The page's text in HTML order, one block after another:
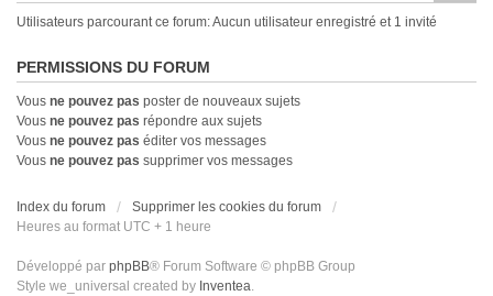
Utilisateurs parcourant ce forum: Aucun utilisateur enregistré et 1 invité
PERMISSIONS DU FORUM
Vous ne pouvez pas poster de nouveaux sujets
Vous ne pouvez pas répondre aux sujets
Vous ne pouvez pas éditer vos messages
Vous ne pouvez pas supprimer vos messages
Index du forum
Supprimer les cookies du forum
Heures au format UTC + 1 heure
Développé par phpBB® Forum Software © phpBB Group
Style we_universal created by Inventea.